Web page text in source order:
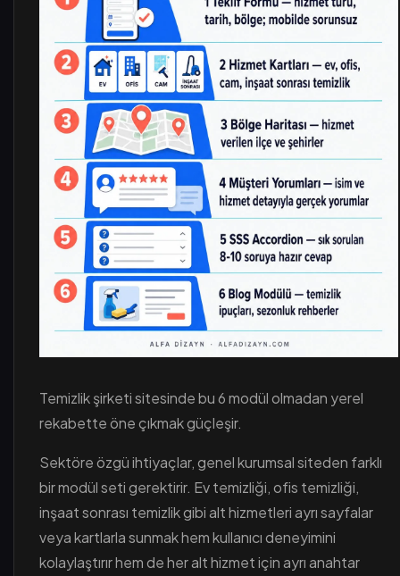
Temizlik şirketi sitesinde bu 6 modül olmadan yerel
rekabette öne çıkmak güçleşir.
Sektöre özgü ihtiyaçlar, genel kurumsal siteden farklı
bir modül seti gerektirir. Ev temizliği, ofis temizliği,
inşaat sonrası temizlik gibi alt hizmetleri ayrı sayfalar
veya kartlarla sunmak hem kullanıcı deneyimini
kolaylaştırır hem de her alt hizmet için ayrı anahtar